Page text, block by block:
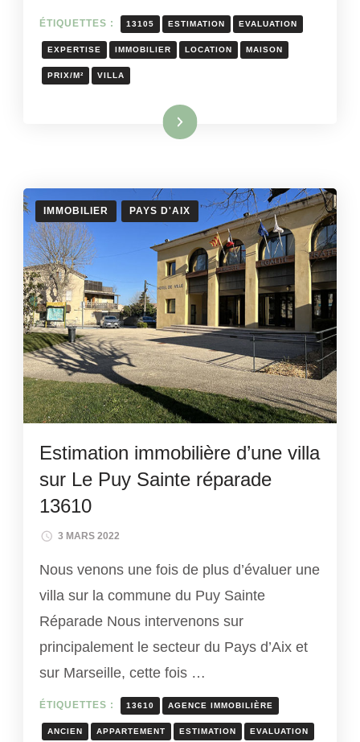
ÉTIQUETTES : 13105 ESTIMATION EVALUATION
EXPERTISE IMMOBILIER LOCATION MAISON
PRIX/M² VILLA
Lire la suite
IMMOBILIER PAYS D'AIX
Estimation immobilière d’une villa
sur Le Puy Sainte réparade
13610
3 MARS 2022
Nous venons une fois de plus d’évaluer une
villa sur la commune du Puy Sainte
Réparade Nous intervenons sur
principalement le secteur du Pays d’Aix et
sur Marseille, cette fois …
ÉTIQUETTES : 13610 AGENCE IMMOBILIÈRE
ANCIEN APPARTEMENT ESTIMATION EVALUATION